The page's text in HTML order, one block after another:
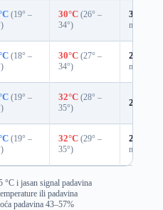
(19° –
30°C (26° –
34°)
39%
mm)
(18° –
30°C (27° –
34°)
27%
mm)
(19° –
32°C (28° –
35°)
20%
(19° –
32°C (29° –
35°)
29%
mm)
i jasan signal padavina
ili padavina
padavina 43–57%